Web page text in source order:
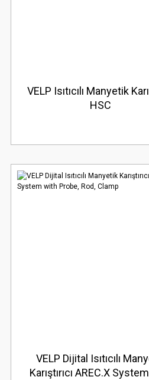
VELP Isıtıcılı Manyetik
HSC
VELP Dijital Isıtıcılı
Karıştırıcı AREC.X